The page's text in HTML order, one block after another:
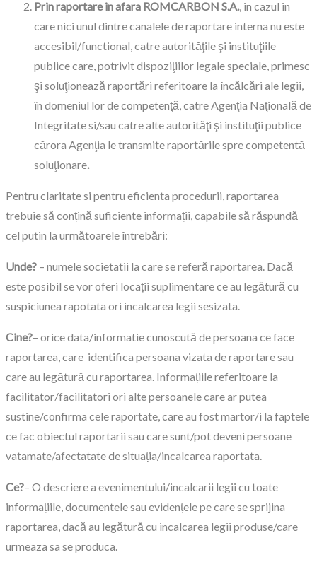
Prin raportare in afara ROMCARBON S.A., in cazul in
care nici unul dintre canalele de raportare interna nu este
accesibil/functional, catre autorităţile şi instituţiile
publice care, potrivit dispoziţiilor legale speciale, primesc
şi soluţionează raportări referitoare la încălcări ale legii,
în domeniul lor de competenţă, catre Agenţia Naţională de
Integritate si/sau catre alte autorităţi şi instituţii publice
cărora Agenţia le transmite raportările spre competentă
soluţionare.
Pentru claritate si pentru eficienta procedurii, raportarea
trebuie să conțină suficiente informații, capabile să răspundă
cel putin la următoarele întrebări:
Unde? – numele societatii la care se referă raportarea. Dacă
este posibil se vor oferi locații suplimentare ce au legătură cu
suspiciunea rapotata ori incalcarea legii sesizata.
Cine?– orice data/informatie cunoscută de persoana ce face
raportarea, care identifica persoana vizata de raportare sau
care au legătură cu raportarea. Informațiile referitoare la
facilitator/facilitatori ori alte persoanele care ar putea
sustine/confirma cele raportate, care au fost martor/i la faptele
ce fac obiectul raportarii sau care sunt/pot deveni persoane
vatamate/afectatate de situația/incalcarea raportata.
Ce?– O descriere a evenimentului/incalcarii legii cu toate
informațiile, documentele sau evidențele pe care se sprijina
raportarea, dacă au legătură cu incalcarea legii produse/care
urmeaza sa se produca.